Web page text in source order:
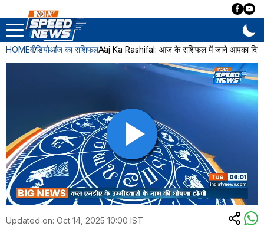
HOMEवीडियोआज का राशिफलAaj Ka Rashifal: आज के राशिफल में जाने आपका दिन
Updated on: Oct 14, 2025 10:00 IST